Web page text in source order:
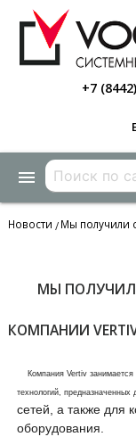
+7
menu
Новости / Мы получили
МЫ
КОМПАНИИ
Компания Vertiv
технологий, предназначенных
сетей, а также для
оборудования.